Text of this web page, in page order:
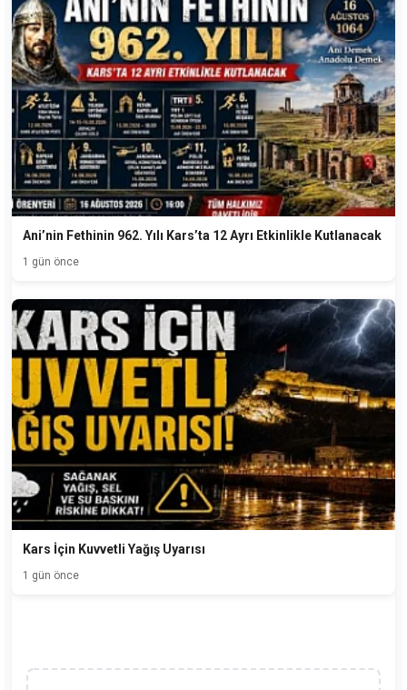
Ani’nin Fethinin 962. Yılı Kars’ta 12 Ayrı Etkinlikle Kutlanacak
1 gün önce
Kars İçin Kuvvetli Yağış Uyarısı
1 gün önce